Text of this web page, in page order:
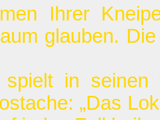
Ihrer
glauben.
in seinen
„Das